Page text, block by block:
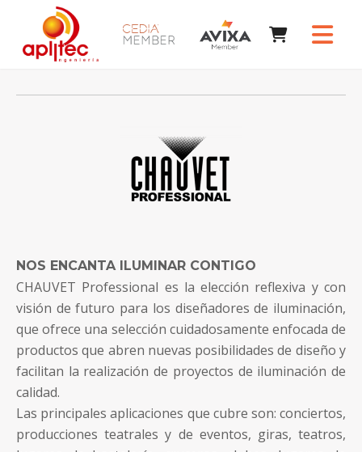
NOS ENCANTA ILUMINAR CONTIGO
CHAUVET Professional es la elección reflexiva y con
visión de futuro para los diseñadores de iluminación,
que ofrece una selección cuidadosamente enfocada de
productos que abren nuevas posibilidades de diseño y
facilitan la realización de proyectos de iluminación de
calidad.
Las principales aplicaciones que cubre son: conciertos,
producciones teatrales y de eventos, giras, teatros,